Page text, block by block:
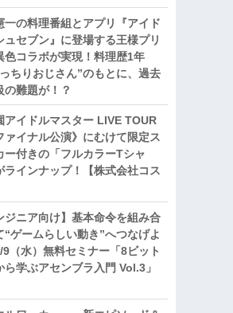
一の料理番組とアプリ『アイド
ュセブン』に登場する王様プリ
色コラボが実現！料理歴1年
ちりおじさん”のもとに、過去
の難題が！？
アイドルマスター LIVE TOUR
ァイナル公演》にむけて限定ス
ー付きの「フルカラーTシャ
ラインナップ！【株式会社コス
ジニア向け】基本命令を組み合
“ゲームらしい動き”へつなげよ
9（水）無料セミナー「8ビット
ら学ぶアセンブラ入門 Vol.3」